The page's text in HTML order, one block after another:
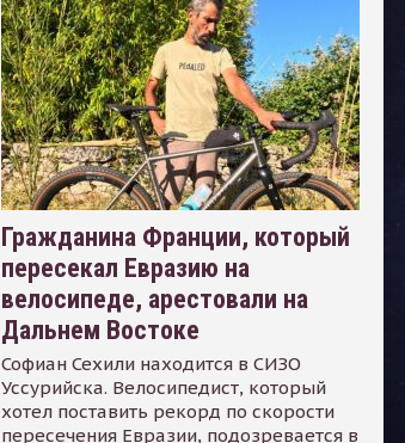
Гражданина Франции, который
пересекал Евразию на
велосипеде, арестовали на
Дальнем Востоке
Софиан Сехили находится в СИЗО
Уссурийска. Велосипедист, который
хотел поставить рекорд по скорости
пересечения Евразии, подозревается в